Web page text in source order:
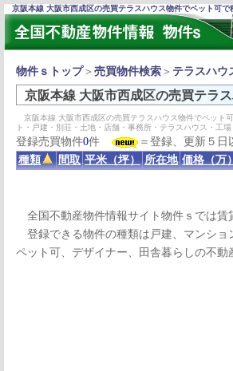
京阪本線 大阪市西成区の売買テラスハウス物件でペット可で
物件ｓトップ＞ 売買物件検索 ＞ テラスハウ
京阪本線 大阪市西成区の売買テラ
京阪本線 大阪市西成区の売買テラスハウス物件でペット
ト・戸建・別荘・土地・店舗・事務所・テラスハウス・工
登録売買物件0件
＝登録、更新５
種類
間取 平米（坪） 所在地 価格（万）
全国不動産物件情報サイト物件ｓでは賃
登録できる物件の種類は戸建、マンショ
ペット可、デザイナー、田舎暮らしの不動